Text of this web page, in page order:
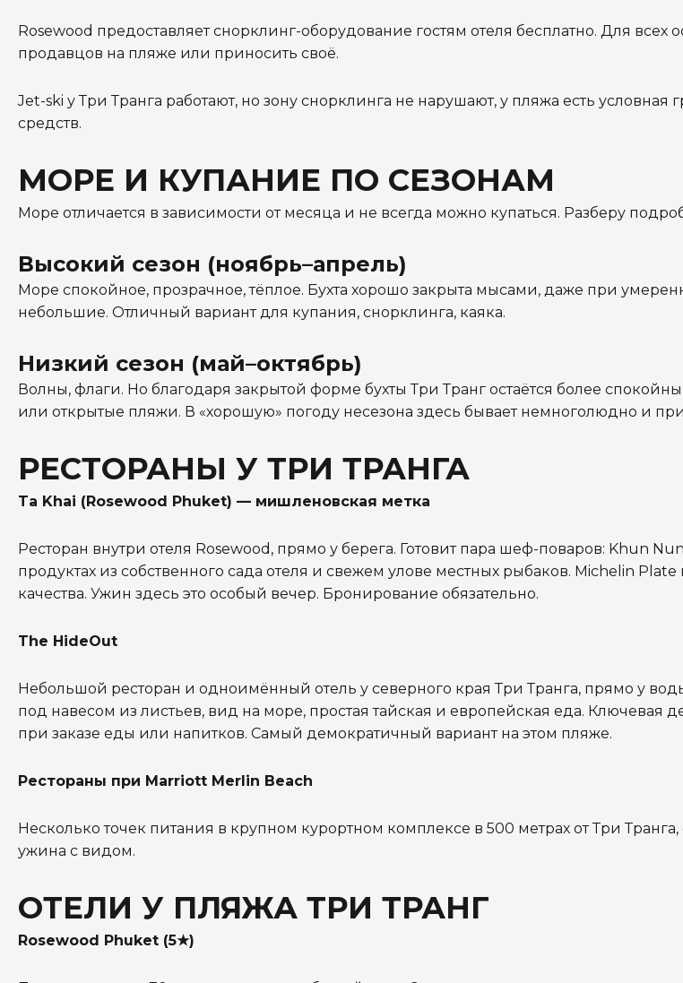
Rosewood предоставляет снорклинг-оборудование гостям отеля бесплатно. Для всех
продавцов на пляже или приносить своё.
Jet-ski у Три Транга работают, но зону снорклинга не нарушают, у пляжа есть условная
средств.
МОРЕ И КУПАНИЕ ПО СЕЗОНАМ
Море отличается в зависимости от месяца и не всегда можно купаться. Разберу
Высокий сезон (ноябрь–апрель)
Море спокойное, прозрачное, тёплое. Бухта хорошо закрыта мысами, даже при
небольшие. Отличный вариант для купания, снорклинга, каяка.
Низкий сезон (май–октябрь)
Волны, флаги. Но благодаря закрытой форме бухты Три Транг остаётся более
или открытые пляжи. В «хорошую» погоду несезона здесь бывает немноголюдно и
РЕСТОРАНЫ У ТРИ ТРАНГА
Ta Khai (Rosewood Phuket) — мишленовская метка
Ресторан внутри отеля Rosewood, прямо у берега. Готовит пара шеф-поваров: Khun
продуктах из собственного сада отеля и свежем улове местных рыбаков. Michelin
качества. Ужин здесь это особый вечер. Бронирование обязательно.
The HideOut
Небольшой ресторан и одноимённый отель у северного края Три Транга, прямо у
под навесом из листьев, вид на море, простая тайская и европейская еда. Ключевая
при заказе еды или напитков. Самый демократичный вариант на этом пляже.
Рестораны при Marriott Merlin Beach
Несколько точек питания в крупном курортном комплексе в 500 метрах от Три Транга,
ужина с видом.
ОТЕЛИ У ПЛЯЖА ТРИ ТРАНГ
Rosewood Phuket (5★)